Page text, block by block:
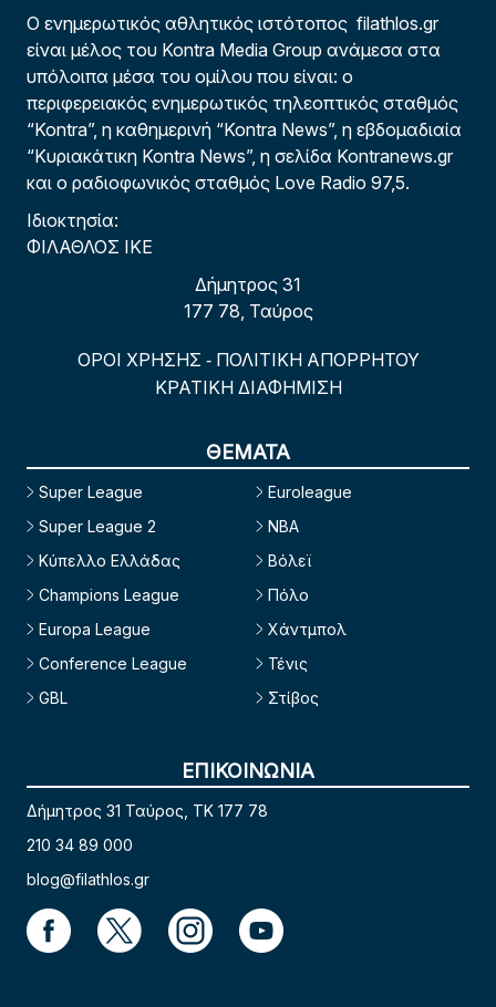
Ο ενημερωτικός αθλητικός ιστότοπος filathlos.gr
είναι μέλος του Kontra Media Group ανάμεσα στα
υπόλοιπα μέσα του ομίλου που είναι: ο
περιφερειακός ενημερωτικός τηλεοπτικός σταθμός
“Kontra”, η καθημερινή “Kontra News”, η εβδομαδιαία
“Κυριακάτικη Kontra News”, η σελίδα Kontranews.gr
και ο ραδιοφωνικός σταθμός Love Radio 97,5.
Ιδιοκτησία:
ΦΙΛΑΘΛΟΣ ΙΚΕ
Δήμητρος 31
177 78, Ταύρος
ΟΡΟΙ ΧΡΗΣΗΣ - ΠΟΛΙΤΙΚΗ ΑΠΟΡΡΗΤΟΥ
ΚΡΑΤΙΚΗ ΔΙΑΦΗΜΙΣΗ
ΘΕΜΑΤΑ
Super League
Super League 2
Κύπελλο Ελλάδας
Champions League
Europa League
Conference League
GBL
Euroleague
NBA
Βόλεϊ
Πόλο
Χάντμπολ
Τένις
Στίβος
ΕΠΙΚΟΙΝΩΝΙΑ
Δήμητρος 31 Ταύρος, TK 177 78
210 34 89 000
blog@filathlos.gr